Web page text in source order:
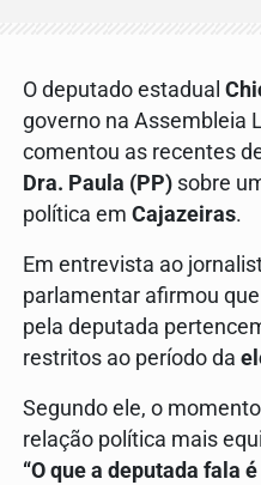
O deputado estadual
governo na Assembleia
comentou as recentes
Dra. Paula (PP) sobre
política em Cajazeiras.
Em entrevista ao
parlamentar afirmou
pela deputada
restritos ao período da
Segundo ele, o
relação política mais
“O que a deputada fala